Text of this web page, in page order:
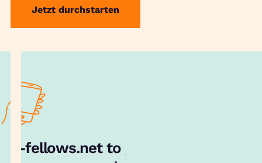
Jetzt durchstarten
e‑fellows.net to go: